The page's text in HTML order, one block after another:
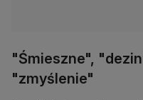
"Śmieszne",
"zmyślenie"